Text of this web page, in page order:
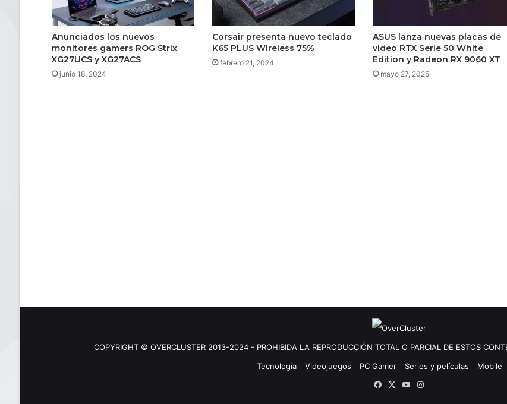
Anunciados los nuevos
monitores gamers ROG Strix
XG27UCS y XG27ACS
junio 18, 2024
Corsair presenta nuevo teclado
K65 PLUS Wireless 75%
febrero 21, 2024
ASUS lanza nuevas placas de
video RTX Serie 50 White
Edition y Radeon RX 9060 XT
mayo 27, 2025
COPYRIGHT © OVERCLUSTER 2013-2024 - PROHIBIDA LA REPRODUCCIÓN TOTAL O PARCIAL DE ESTOS
Tecnología
Videojuegos PC Gamer Series y películas Mobile
FacebookYouTubeInstagram